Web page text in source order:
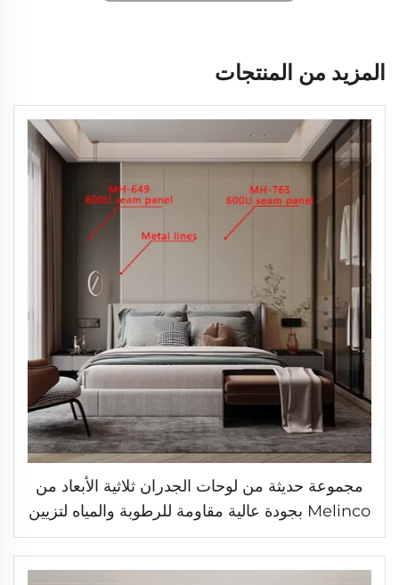
المزيد من المنتجات
مجموعة حديثة من لوحات الجدران ثلاثية الأبعاد من
Melinco بجودة عالية مقاومة للرطوبة والمياه لتزيين
الداخل بلون الرخام